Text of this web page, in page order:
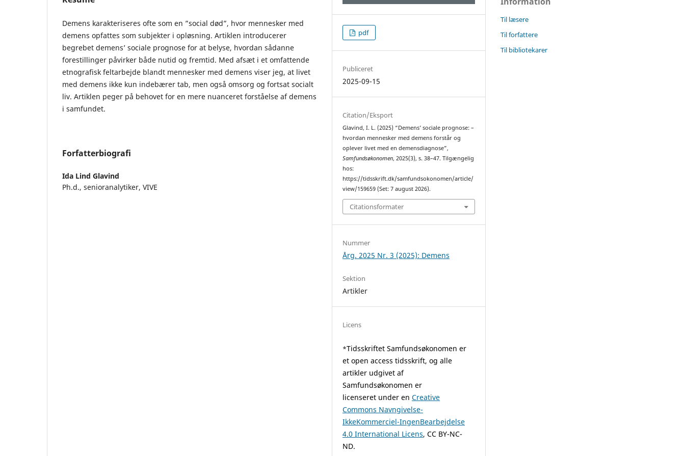
Demens karakteriseres ofte som en ”social død”, hvor mennesker med
demens opfattes som subjekter i opløsning. Artiklen introducerer
begrebet demens’ sociale prognose for at belyse, hvordan sådanne
forestillinger påvirker både nutid og fremtid. Med afsæt i et omfattende
etnografisk feltarbejde blandt mennesker med demens viser jeg, at livet
med demens ikke kun indebærer tab, men også omsorg og fortsat socialt
liv. Artiklen peger på behovet for en mere nuanceret forståelse af demens
i samfundet.
Forfatterbiografi
Ida Lind Glavind
Ph.d., senioranalytiker, VIVE
pdf
Publiceret
2025-09-15
Citation/Eksport
Glavind, I. L. (2025) “Demens’ sociale prognose: –
hvordan mennesker med demens forstår og
oplever livet med en demensdiagnose”,
Samfundsøkonomen, 2025(3), s. 38–47. Tilgængelig
hos:
https://tidsskrift.dk/samfundsokonomen/article/
view/159659 (Set: 7 august 2026).
Citationsformater
Nummer
Årg. 2025 Nr. 3 (2025): Demens
Sektion
Artikler
Licens
*Tidsskriftet Samfundsøkonomen er
et open access tidsskrift, og alle
artikler udgivet af
Samfundsøkonomen er
licenseret under enCreative
Commons Navngivelse-
IkkeKommerciel-IngenBearbejdelse
4.0 International Licens, CC BY-NC-
ND.
Til læsere
Til forfattere
Til bibliotekarer